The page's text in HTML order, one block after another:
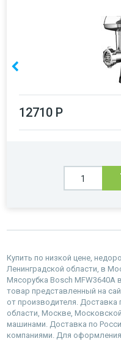
12710 Р
Купить по низкой цене,
Ленинградской области, в
Мясорубка Bosch MFW3640A
товар представленный на
от производителя. Доставка
области, Москве,
машинами. Доставка по
компаниями. Для оформления